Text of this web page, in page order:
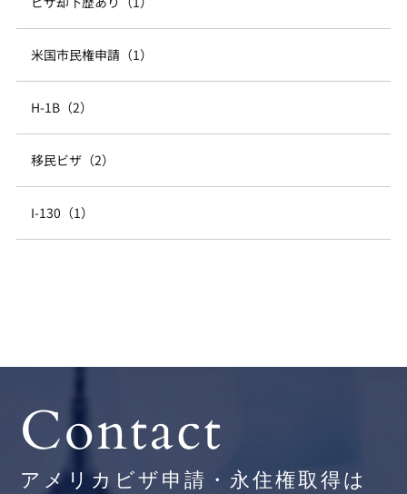
米国市民権申請（1）
H-1B（2）
移民ビザ（2）
I-130（1）
Contact
アメリカビザ申請・永住権取得は